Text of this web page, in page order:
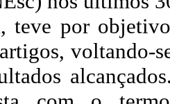
teve por
voltando-